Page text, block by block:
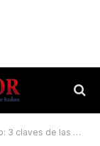
las microinversiones